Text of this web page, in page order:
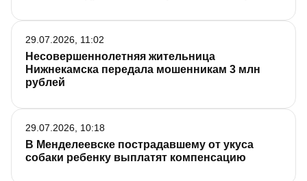
Несовершеннолетняя жительница
Нижнекамска передала мошенникам 3 млн
рублей
29.07.2026, 11:02
В Менделеевске пострадавшему от укуса
собаки ребенку выплатят компенсацию
29.07.2026, 10:18